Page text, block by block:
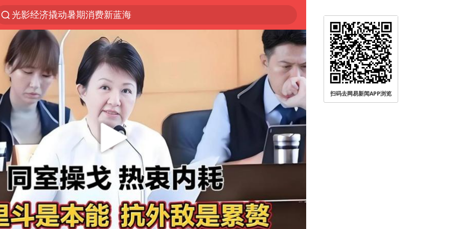
光影经济撬动暑期消费新蓝海
马克·艾伦退出斯诺克中国公开赛
新疆优化调整景区内自驾服务费
上四休三，但降薪1000元，你接受吗？
WTT瑞典大满贯女单签表出炉
情侣平潭拍日出坠崖1死1伤
36岁男演员成景区NPC后人气爆棚
全民健身事业高质量发展
台当局重金为“台独”织“皇帝新衣”
几元成本的AI广告导致千万市值蒸发
老挝国会主席赛宋蓬逝世
扫码去网易新闻APP浏览